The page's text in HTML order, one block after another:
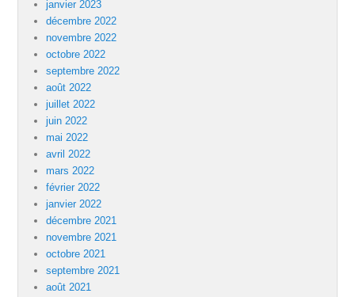
janvier 2023
décembre 2022
novembre 2022
octobre 2022
septembre 2022
août 2022
juillet 2022
juin 2022
mai 2022
avril 2022
mars 2022
février 2022
janvier 2022
décembre 2021
novembre 2021
octobre 2021
septembre 2021
août 2021